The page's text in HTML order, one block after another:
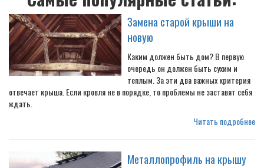
Замена старой крыши на
новую
Каким должен быть дом? В первую
очередь он должен быть сухим и
теплым. За эти два важных критерия
отвечает крыша. Если кровля не в порядке, то проблемы не заставят себя
ждать.
Читать подробнее
Металлопрофиль на крышу